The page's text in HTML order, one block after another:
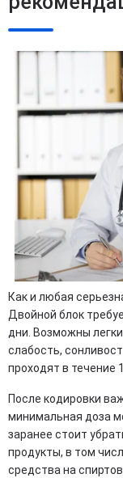
Как и любая
Двойной блок
дни. Возможны
слабость,
проходят в течение
После кодировки
минимальная доза
заранее стоит
продукты, в том
средства на